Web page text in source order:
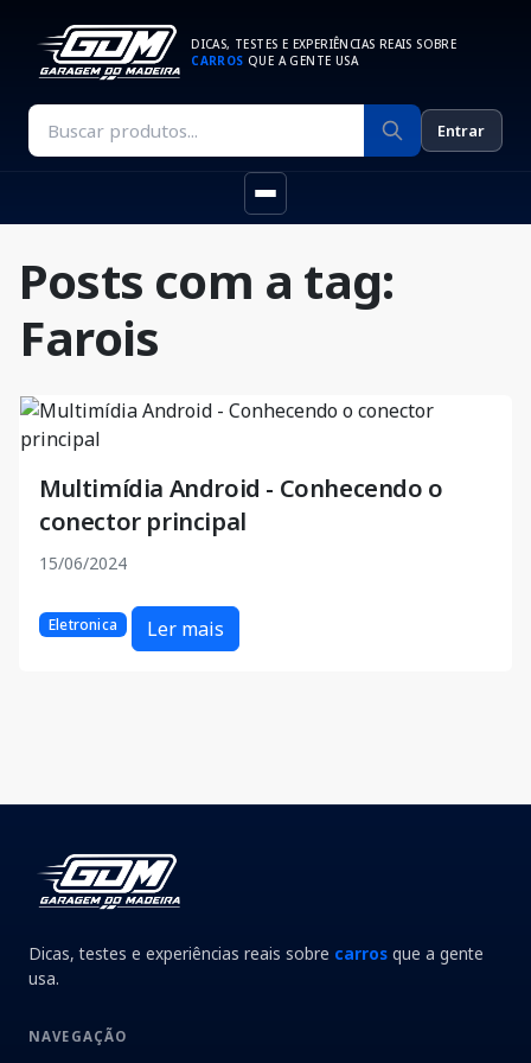
DICAS, TESTES E EXPERIÊNCIAS REAIS SOBRE
CARROS QUE A GENTE USA
Entrar
Posts com a tag:
Farois
Multimídia Android - Conhecendo o
conector principal
15/06/2024
Eletronica Ler mais
Dicas, testes e experiências reais sobre carros que a gente
usa.
NAVEGAÇÃO